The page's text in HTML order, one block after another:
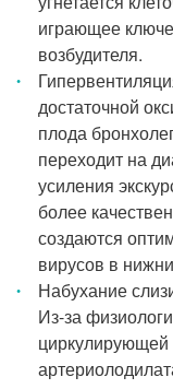
играющее
возбудителя.
достаточной
плода
переходит на
усиления
более
создаются
вирусов в
Набухание
Из-за
циркулирующей